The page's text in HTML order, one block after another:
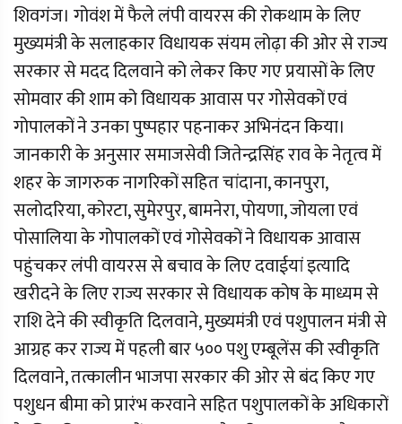
शिवगंज। गोवंश में फैले लंपी वायरस की रोकथाम के लिए
मुख्यमंत्री के सलाहकार विधायक संयम लोढ़ा की ओर से राज्य
सरकार से मदद दिलवाने को लेकर किए गए प्रयासों के लिए
सोमवार की शाम को विधायक आवास पर गोसेवकों एवं
गोपालकों ने उनका पुष्पहार पहनाकर अभिनंदन किया।
जानकारी के अनुसार समाजसेवी जितेन्द्रसिंह राव के नेतृत्व में
शहर के जागरुक नागरिकों सहित चांदाना, कानपुरा,
सलोदरिया, कोरटा, सुमेरपुर, बामनेरा, पोयणा, जोयला एवं
पोसालिया के गोपालकों एवं गोसेवकों ने विधायक आवास
पहुंचकर लंपी वायरस से बचाव के लिए दवाईयां इत्यादि
खरीदने के लिए राज्य सरकार से विधायक कोष के माध्यम से
राशि देने की स्वीकृति दिलवाने, मुख्यमंत्री एवं पशुपालन मंत्री से
आग्रह कर राज्य में पहली बार ५०० पशु एम्बूलेंस की स्वीकृति
दिलवाने, तत्कालीन भाजपा सरकार की ओर से बंद किए गए
पशुधन बीमा को प्रारंभ करवाने सहित पशुपालकों के अधिकारों